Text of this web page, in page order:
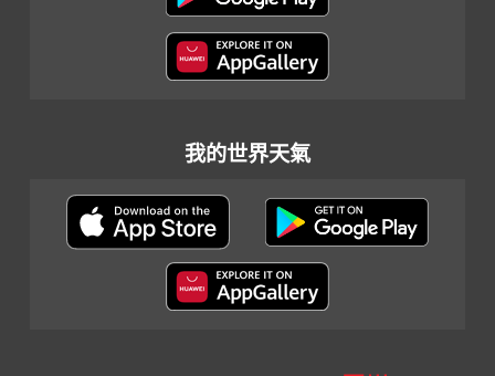
我的世界天氣